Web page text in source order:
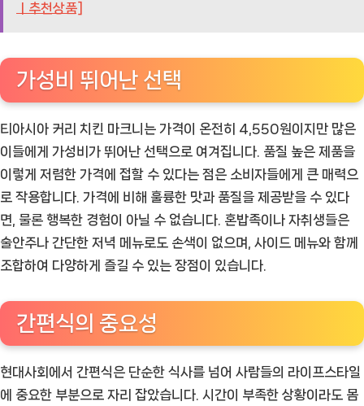
ㅣ추천상품]
가성비 뛰어난 선택
티아시아 커리 치킨 마크니는 가격이 온전히 4,550원이지만 많은
이들에게 가성비가 뛰어난 선택으로 여겨집니다. 품질 높은 제품을
이렇게 저렴한 가격에 접할 수 있다는 점은 소비자들에게 큰 매력으
로 작용합니다. 가격에 비해 훌륭한 맛과 품질을 제공받을 수 있다
면, 물론 행복한 경험이 아닐 수 없습니다. 혼밥족이나 자취생들은
술안주나 간단한 저녁 메뉴로도 손색이 없으며, 사이드 메뉴와 함께
조합하여 다양하게 즐길 수 있는 장점이 있습니다.
간편식의 중요성
현대사회에서 간편식은 단순한 식사를 넘어 사람들의 라이프스타일
에 중요한 부분으로 자리 잡았습니다. 시간이 부족한 상황이라도 몸